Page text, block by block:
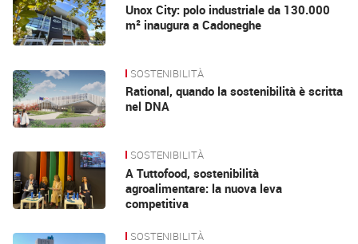
Unox City: polo industriale da 130.000
m² inaugura a Cadoneghe
SOSTENIBILITÀ
Rational, quando la sostenibilità è scritta
nel DNA
SOSTENIBILITÀ
A Tuttofood, sostenibilità
agroalimentare: la nuova leva
competitiva
SOSTENIBILITÀ